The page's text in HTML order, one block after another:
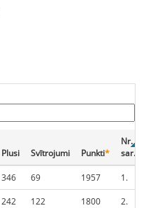
Plusi Svītrojumi Punkti*
Nr.
sar.
346 69 1957
1.
242 122 1800
2.